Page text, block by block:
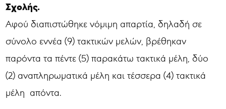
Σχολής.
Αφού διαπιστώθηκε νόμιμη απαρτία, δηλαδή σε
σύνολο εννέα (9) τακτικών μελών, βρέθηκαν
παρόντα τα πέντε (5) παρακάτω τακτικά μέλη, δύο
(2) αναπληρωματικά μέλη και τέσσερα (4) τακτικά
μέλη απόντα.